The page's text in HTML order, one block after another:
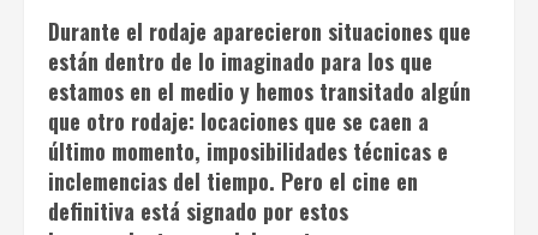
Durante el rodaje aparecieron situaciones que
están dentro de lo imaginado para los que
estamos en el medio y hemos transitado algún
que otro rodaje: locaciones que se caen a
último momento, imposibilidades técnicas e
inclemencias del tiempo. Pero el cine en
definitiva está signado por estos